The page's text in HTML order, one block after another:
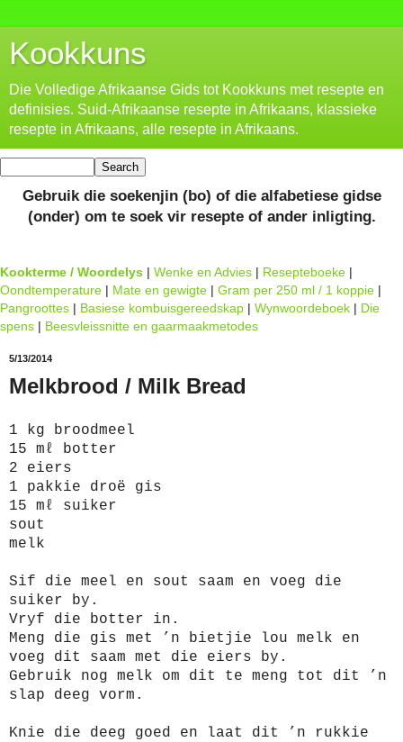
Kookkuns
Die Volledige Afrikaanse Gids tot Kookkuns met resepte en
definisies. Suid-Afrikaanse resepte in Afrikaans, klassieke
resepte in Afrikaans, alle resepte in Afrikaans.
Gebruik die soekenjin (bo) of die alfabetiese gidse
(onder) om te soek vir resepte of ander inligting.
Kookterme / Woordelys | Wenke en Advies | Resepteboeke |
Oondtemperature | Mate en gewigte | Gram per 250 ml / 1 koppie |
Pangroottes | Basiese kombuisgereedskap | Wynwoordeboek | Die
spens | Beesvleissnitte en gaarmaakmetodes
5/13/2014
Melkbrood / Milk Bread
1 kg broodmeel
15 mℓ botter
2 eiers
1 pakkie droë gis
15 mℓ suiker
sout
melk
Sif die meel en sout saam en voeg die
suiker by.
Vryf die botter in.
Meng die gis met ’n bietjie lou melk en
voeg dit saam met die eiers by.
Gebruik nog melk om dit te meng tot dit ’n
slap deeg vorm.
Knie die deeg goed en laat dit ’n rukkie